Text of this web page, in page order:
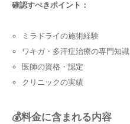
確認すべきポイント：
ミラドライの施術経験
ワキガ・多汗症治療の専門知識
医師の資格・認定
クリニックの実績
💰料金に含まれる内容